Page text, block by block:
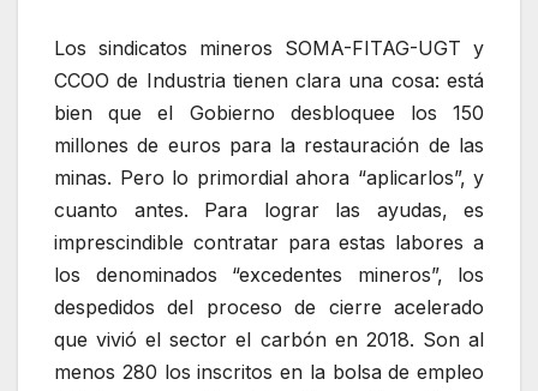
Los sindicatos mineros SOMA-FITAG-UGT y
CCOO de Industria tienen clara una cosa: está
bien que el Gobierno desbloquee los 150
millones de euros para la restauración de las
minas. Pero lo primordial ahora “aplicarlos”, y
cuanto antes. Para lograr las ayudas, es
imprescindible contratar para estas labores a
los denominados “excedentes mineros”, los
despedidos del proceso de cierre acelerado
que vivió el sector el carbón en 2018. Son al
menos 280 los inscritos en la bolsa de empleo